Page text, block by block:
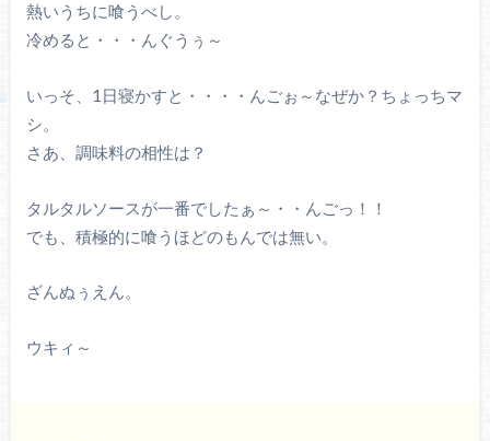
熱いうちに喰うべし。
冷めると・・・んぐうぅ～
いっそ、1日寝かすと・・・・んごぉ～なぜか？ちょっちマ
シ。
さあ、調味料の相性は？
タルタルソースが一番でしたぁ～・・んごっ！！
でも、積極的に喰うほどのもんでは無い。
ざんぬぅえん。
ウキィ～